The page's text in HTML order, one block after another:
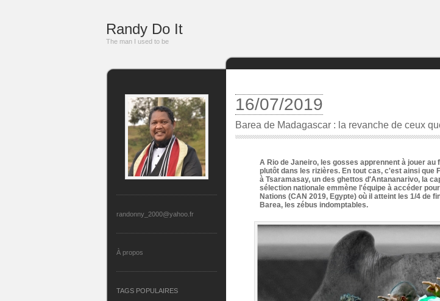
Randy Do It
The man I used to be
randonny_2000@yahoo.fr
À propos
TAGS POPULAIRES
16/07/2019
Barea de Madagascar : la revanche de ceux
A Rio de Janeiro, les gosses apprennent à jouer
plutôt dans les rizières. En tout cas, c'est ainsi que
à Tsaramasay, un des ghettos d'Antananarivo, la
sélection nationale emmène l'équipe à accéder
Nations (CAN 2019, Egypte) où il atteint les 1/4 de
Barea, les zébus indomptables.